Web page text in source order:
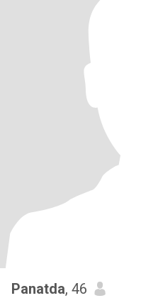
Panatda, 46